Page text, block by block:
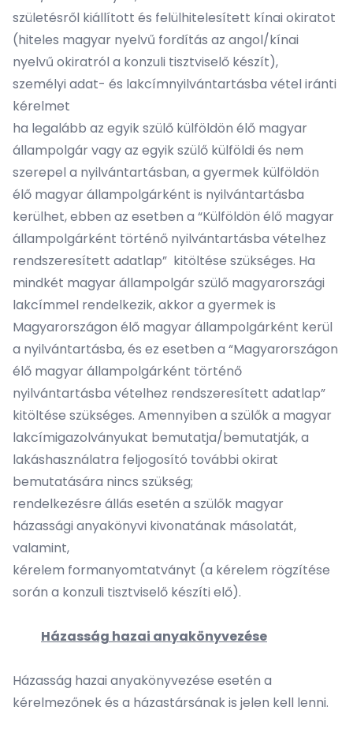
születésről kiállított és felülhitelesített kínai okiratot
(hiteles magyar nyelvű fordítás az angol/kínai
nyelvű okiratról a konzuli tisztviselő készít),
személyi adat- és lakcímnyilvántartásba vétel iránti
kérelmet
ha legalább az egyik szülő külföldön élő magyar
állampolgár vagy az egyik szülő külföldi és nem
szerepel a nyilvántartásban, a gyermek külföldön
élő magyar állampolgárként is nyilvántartásba
kerülhet, ebben az esetben a “Külföldön élő magyar
állampolgárként történő nyilvántartásba vételhez
rendszeresített adatlap” kitöltése szükséges. Ha
mindkét magyar állampolgár szülő magyarországi
lakcímmel rendelkezik, akkor a gyermek is
Magyarországon élő magyar állampolgárként kerül
a nyilvántartásba, és ez esetben a “Magyarországon
élő magyar állampolgárként történő
nyilvántartásba vételhez rendszeresített adatlap”
kitöltése szükséges. Amennyiben a szülők a magyar
lakcímigazolványukat bemutatja/bemutatják, a
lakáshasználatra feljogosító további okirat
bemutatására nincs szükség;
rendelkezésre állás esetén a szülők magyar
házassági anyakönyvi kivonatának másolatát,
valamint,
kérelem formanyomtatványt (a kérelem rögzítése
során a konzuli tisztviselő készíti elő).
Házasság hazai anyakönyvezése
Házasság hazai anyakönyvezése esetén a
kérelmezőnek és a házastársának is jelen kell lenni.